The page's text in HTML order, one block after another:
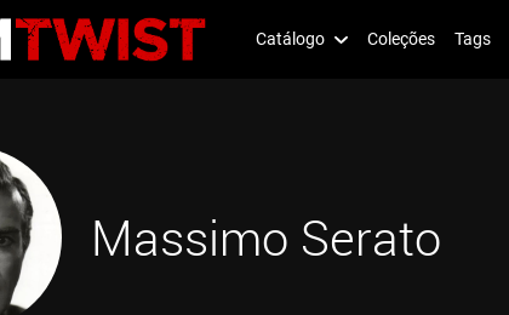
Catálogo Coleções Tags
Massimo Serato